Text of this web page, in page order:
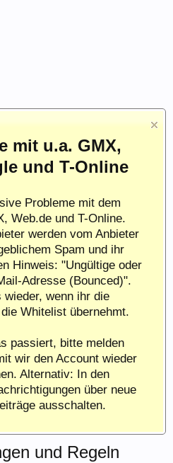
mit u.a. GMX,
und T-Online
Probleme mit dem
Web.de und T-Online.
werden vom Anbieter
Spam und ihr
Hinweis: "Ungültige oder
Adresse (Bounced)".
wieder, wenn ihr die
Whitelist übernehmt.
passiert, bitte melden
wir den Account wieder
Alternativ: In den
über neue
ausschalten.
und Regeln